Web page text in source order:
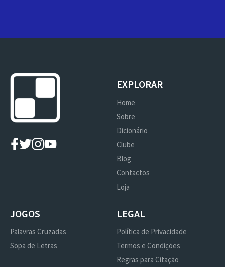
EXPLORAR
Home
Sobre
Dicionário
Clube
Blog
Contactos
Loja
JOGOS
Palavras Cruzadas
Sopa de Letras
LEGAL
Política de Privacidade
Termos e Condições
Regras para Citação